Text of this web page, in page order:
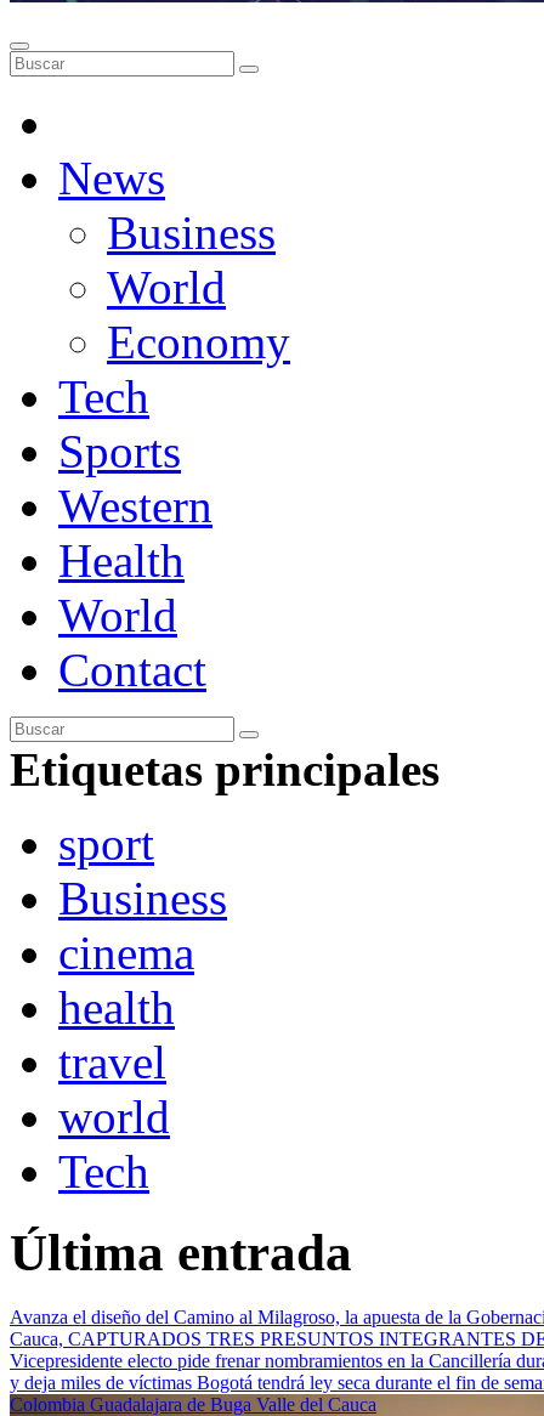
News
Business
World
Economy
Tech
Sports
Western
Health
World
Contact
Etiquetas principales
sport
Business
cinema
health
travel
world
Tech
Última entrada
Avanza el diseño del Camino al Milagroso, la apuesta de la
Cauca, CAPTURADOS TRES PRESUNTOS INTEGRANTES
Vicepresidente electo pide frenar nombramientos en la Cancillería
y deja miles de víctimas Bogotá tendrá ley seca durante el fin de
Colombia Guadalajara de Buga Valle del Cauca